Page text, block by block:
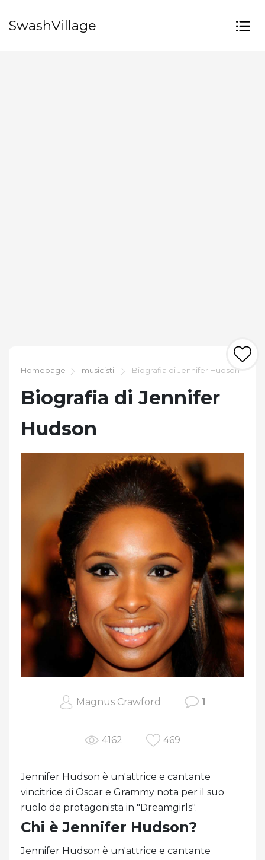
SwashVillage
Homepage musicisti Biografia di Jennifer Hudson
Biografia di Jennifer
Hudson
Magnus Crawford 1
4162 469
Jennifer Hudson è un'attrice e cantante
vincitrice di Oscar e Grammy nota per il suo
ruolo da protagonista in "Dreamgirls".
Chi è Jennifer Hudson?
Jennifer Hudson è un'attrice e cantante